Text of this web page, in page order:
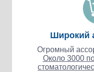
Широкий
Огромный
Около 3000